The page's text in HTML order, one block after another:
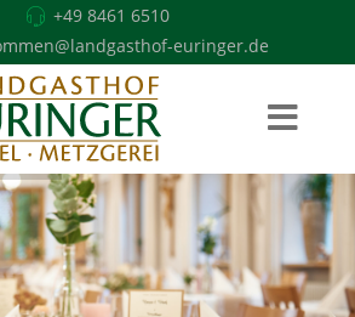
+49 8461 6510
euringer.de